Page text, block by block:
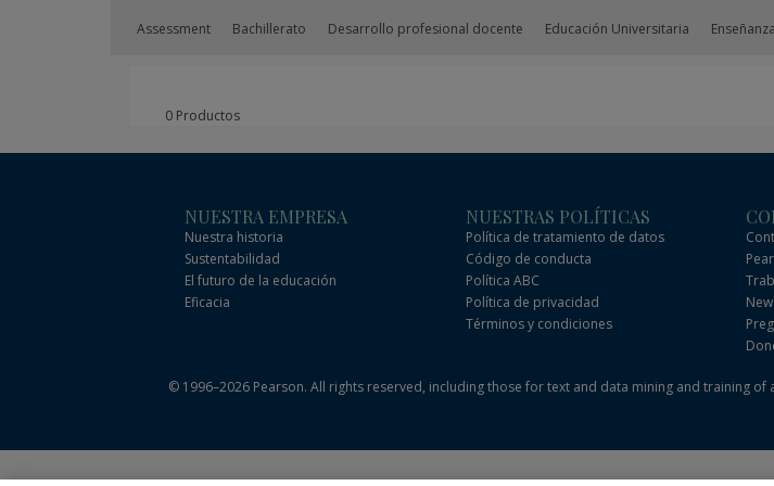
Assessment Bachillerato Desarrollo profesional docente Educación Universitaria
0 Productos
NUESTRA EMPRESA
Nuestra historia
Sustentabilidad
El futuro de la educación
Eficacia
NUESTRAS POLÍTICAS
Política de tratamiento de datos
Código de conducta
Política ABC
Política de privacidad
Términos y condiciones
© 1996–2026 Pearson. All rights reserved, including those for text and data mining and training